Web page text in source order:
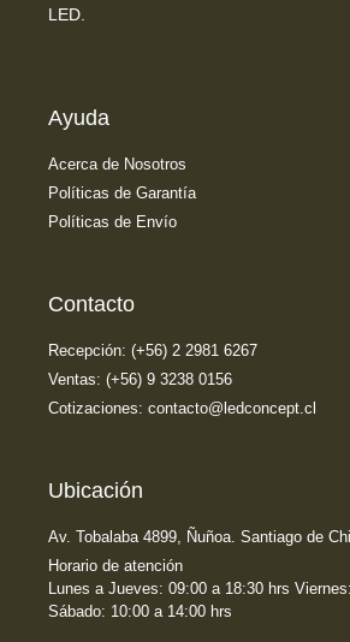
LED.
Ayuda
Acerca de Nosotros
Políticas de Garantía
Políticas de Envío
Contacto
Recepción: (+56) 2 2981 6267
Ventas: (+56) 9 3238 0156
Cotizaciones: contacto@ledconcept.cl
Ubicación
Av. Tobalaba 4899, Ñuñoa. Santiago de
Horario de atención
Lunes a Jueves: 09:00 a 18:30 hrs
Sábado: 10:00 a 14:00 hrs